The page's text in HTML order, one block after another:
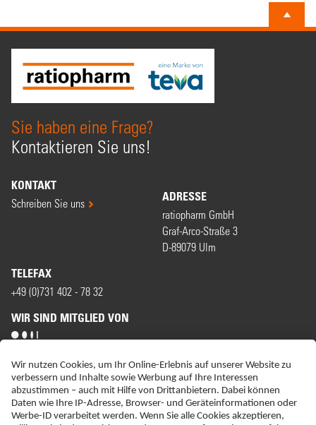
Sie haben eine Frage?
Kontaktieren Sie uns!
KONTAKT
Schreiben Sie uns ADRESSE
ratiopharm GmbH
Graf-Arco-Straße 3
D-89079 Ulm
TELEFAX
+49 (0)731 402 - 78 32
WIR SIND MITGLIED VON
ERKLÄRUNG ZUR BARRIEREFREIHEIT
IMPRESSUM